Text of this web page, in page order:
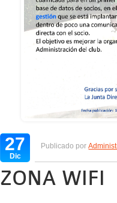
27
Dic
Publicado por
ZONA WIFI